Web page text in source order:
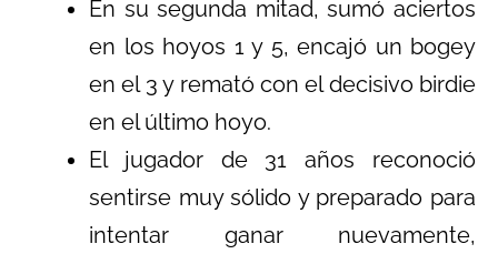
En su segunda mitad, sumó aciertos
en los hoyos 1 y 5, encajó un bogey
en el 3 y remató con el decisivo birdie
en el último hoyo.
El jugador de 31 años reconoció
sentirse muy sólido y preparado para
intentar ganar nuevamente,